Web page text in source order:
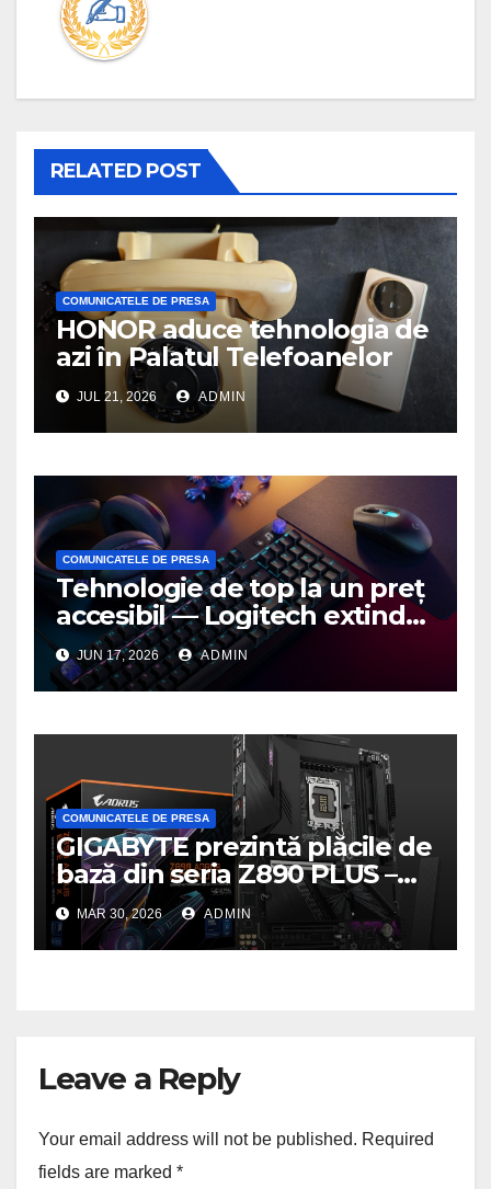
RELATED POST
COMUNICATELE DE PRESA
HONOR aduce tehnologia de
azi în Palatul Telefoanelor
JUL 21, 2026 ADMIN
COMUNICATELE DE PRESA
Tehnologie de top la un preț
accesibil — Logitech extinde
seria G3 cu un nou mouse și
o nouă tastatură pentru
gaming pe PC
JUN 17, 2026 ADMIN
COMUNICATELE DE PRESA
GIGABYTE prezintă plăcile de
bază din seria Z890 PLUS –
performanță de ultimă
generație la un nou nivel
MAR 30, 2026 ADMIN
Leave a Reply
Your email address will not be published. Required
fields are marked *